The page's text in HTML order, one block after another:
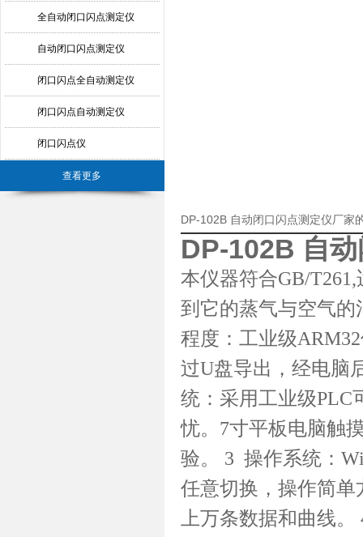
全自动闭口闪点测定仪
自动闭口闪点测定仪
闭口闪点全自动测定仪
闭口闪点自动测定仪
闭口闪点仪
查看更多
DP-102B 自动闭口闪点测定仪厂家
DP-102B 自
本仪器符合GB/
到它的蒸气与空气
程度：工业级
过U盘导出，经电脑
统：采用工业级PLC
忧。7寸平板电脑触
验。 3 操作系统：
任意切换，操作简
上万条数据和曲线